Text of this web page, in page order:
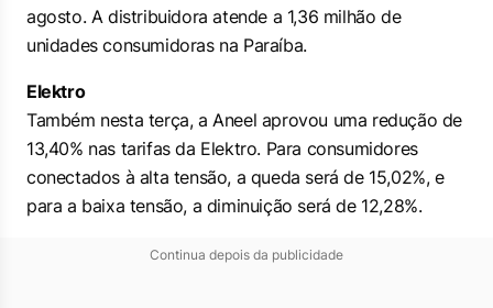
agosto. A distribuidora atende a 1,36 milhão de
unidades consumidoras na Paraíba.
Elektro
Também nesta terça, a Aneel aprovou uma redução de
13,40% nas tarifas da Elektro. Para consumidores
conectados à alta tensão, a queda será de 15,02%, e
para a baixa tensão, a diminuição será de 12,28%.
Continua depois da publicidade